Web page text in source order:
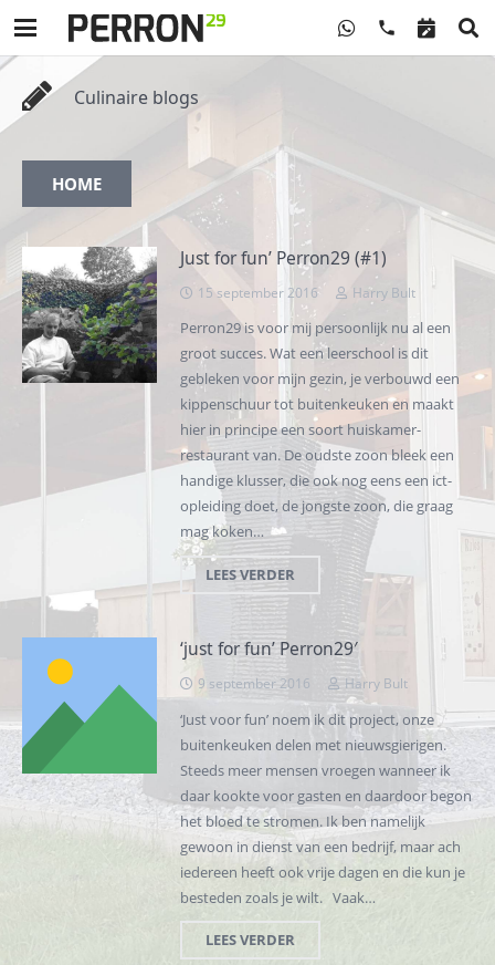
phone
Culinaire blogs
HOME
Just for fun’ Perron29 (#1)
15 september 2016 Harry Bult
Perron29 is voor mij persoonlijk nu al een
groot succes. Wat een leerschool is dit
gebleken voor mijn gezin, je verbouwd een
kippenschuur tot buitenkeuken en maakt
hier in principe een soort huiskamer-
restaurant van. De oudste zoon bleek een
handige klusser, die ook nog eens een ict-
opleiding doet, de jongste zoon, die graag
mag koken…
LEES VERDER
‘just for fun’ Perron29′
9 september 2016 Harry Bult
‘Just voor fun’ noem ik dit project, onze
buitenkeuken delen met nieuwsgierigen.
Steeds meer mensen vroegen wanneer ik
daar kookte voor gasten en daardoor begon
het bloed te stromen. Ik ben namelijk
gewoon in dienst van een bedrijf, maar ach
iedereen heeft ook vrije dagen en die kun je
besteden zoals je wilt. Vaak…
LEES VERDER